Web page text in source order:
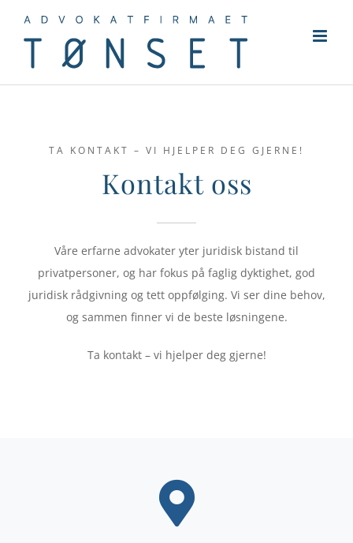
TA KONTAKT – VI HJELPER DEG GJERNE!
Kontakt oss
Våre erfarne advokater yter juridisk bistand til
privatpersoner, og har fokus på faglig dyktighet, god
juridisk rådgivning og tett oppfølging. Vi ser dine behov,
og sammen finner vi de beste løsningene.
Ta kontakt – vi hjelper deg gjerne!